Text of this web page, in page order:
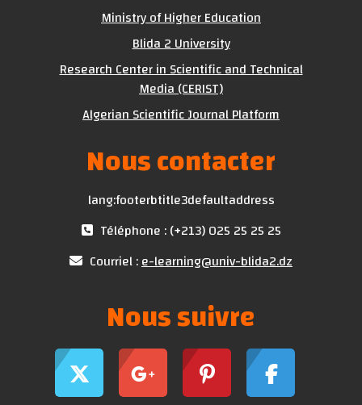
Ministry of Higher Education
Blida 2 University
Research Center in Scientific and Technical
Media (CERIST)
Algerian Scientific Journal Platform
Nous contacter
lang:footerbtitle3defaultaddress
Téléphone : (+213) 025 25 25 25
Courriel :e-learning@univ-blida2.dz
Nous suivre